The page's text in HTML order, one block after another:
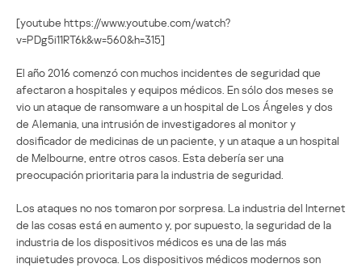
[youtube https://www.youtube.com/watch?
v=PDg5i11RT6k&w=560&h=315]
El año 2016 comenzó con muchos incidentes de seguridad que
afectaron a hospitales y equipos médicos. En sólo dos meses se
vio un ataque de ransomware a un hospital de Los Ángeles y dos
de Alemania, una intrusión de investigadores al monitor y
dosificador de medicinas de un paciente, y un ataque a un hospital
de Melbourne, entre otros casos. Esta debería ser una
preocupación prioritaria para la industria de seguridad.
Los ataques no nos tomaron por sorpresa. La industria del Internet
de las cosas está en aumento y, por supuesto, la seguridad de la
industria de los dispositivos médicos es una de las más
inquietudes provoca. Los dispositivos médicos modernos son